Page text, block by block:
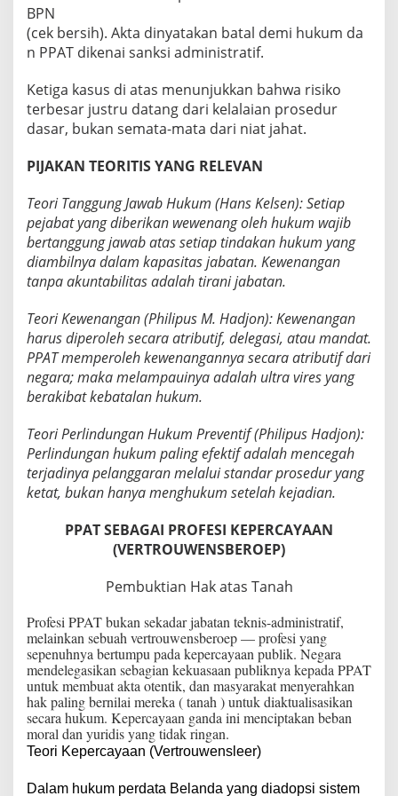
BPN
(cek bersih). Akta dinyatakan batal demi hukum da
n PPAT dikenai sanksi administratif.
Ketiga kasus di atas menunjukkan bahwa risiko
terbesar justru datang dari kelalaian prosedur
dasar, bukan semata-mata dari niat jahat.
PIJAKAN TEORITIS YANG RELEVAN
Teori Tanggung Jawab Hukum (Hans Kelsen): Setiap
pejabat yang diberikan wewenang oleh hukum wajib
bertanggung jawab atas setiap tindakan hukum yang
diambilnya dalam kapasitas jabatan. Kewenangan
tanpa akuntabilitas adalah tirani jabatan.
Teori Kewenangan (Philipus M. Hadjon): Kewenangan
harus diperoleh secara atributif, delegasi, atau mandat.
PPAT memperoleh kewenangannya secara atributif dari
negara; maka melampauinya adalah ultra vires yang
berakibat kebatalan hukum.
Teori Perlindungan Hukum Preventif (Philipus Hadjon):
Perlindungan hukum paling efektif adalah mencegah
terjadinya pelanggaran melalui standar prosedur yang
ketat, bukan hanya menghukum setelah kejadian.
PPAT SEBAGAI PROFESI KEPERCAYAAN
(VERTROUWENSBEROEP)
Pembuktian Hak atas Tanah
Profesi PPAT bukan sekadar jabatan teknis-administratif,
melainkan sebuah vertrouwensberoep — profesi yang
sepenuhnya bertumpu pada kepercayaan publik. Negara
mendelegasikan sebagian kekuasaan publiknya kepada PPAT
untuk membuat akta otentik, dan masyarakat menyerahkan
hak paling bernilai mereka ( tanah ) untuk diaktualisasikan
secara hukum. Kepercayaan ganda ini menciptakan beban
moral dan yuridis yang tidak ringan.
Teori Kepercayaan (Vertrouwensleer)
Dalam hukum perdata Belanda yang diadopsi sistem